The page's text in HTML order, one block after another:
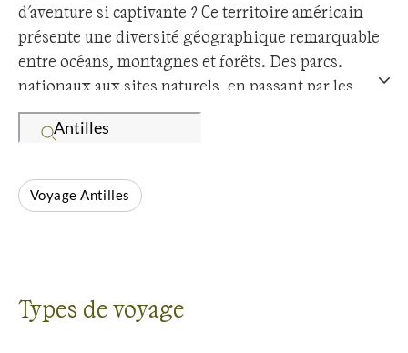
d'aventure si captivante ? Ce territoire américain
présente une diversité géographique remarquable
entre océans, montagnes et forêts. Des parcs
nationaux aux sites naturels, en passant par les
côtes et les massifs montagneux, la région déploie
des environnements variés. Que vous pratiquiez la
nautiques ou l'exploration, cette destination vous
promet des aventures dans des décors grandioses.
Voyage Antilles
Types de voyage